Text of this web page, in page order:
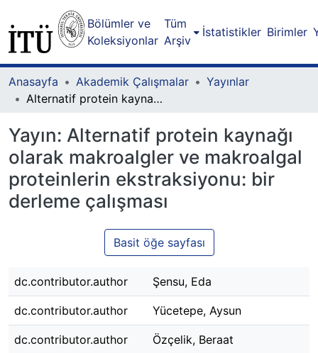
Bölümler ve
Koleksiyonlar
Tüm
Arşiv
İstatistikler Birimler
Anasayfa Akademik Çalışmalar
Yayınlar
Alternatif protein kaynağı olarak makroalgler ve makroalgal proteinlerin ekstraksiyonu: bir derleme çalışması
Yayın: Alternatif protein kaynağı
olarak makroalgler ve makroalgal
proteinlerin ekstraksiyonu: bir
derleme çalışması
Basit öğe sayfası
dc.contributor.author Şensu, Eda
dc.contributor.author Yücetepe, Aysun
dc.contributor.author Özçelik, Beraat